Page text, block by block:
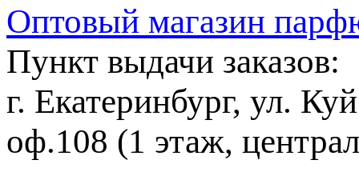
Оптовый магазин
Пункт выдачи заказов:
г. Екатеринбург, ул.
оф.108 (1 этаж,